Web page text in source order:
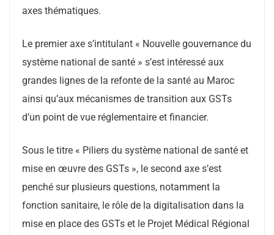
axes thématiques.
Le premier axe s’intitulant « Nouvelle gouvernance du
système national de santé » s’est intéressé aux
grandes lignes de la refonte de la santé au Maroc
ainsi qu’aux mécanismes de transition aux GSTs
d’un point de vue réglementaire et financier.
Sous le titre « Piliers du système national de santé et
mise en œuvre des GSTs », le second axe s’est
penché sur plusieurs questions, notamment la
fonction sanitaire, le rôle de la digitalisation dans la
mise en place des GSTs et le Projet Médical Régional